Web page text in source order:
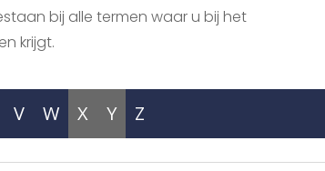
bij alle termen waar u bij het
krijgt.
V W X Y Z